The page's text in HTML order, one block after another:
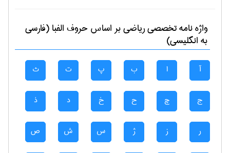
واژه نامه تخصصیرياضیبر اساس حروف الفبا (فارسی
به انگلیسی)
آ ا ب پ ت ث
ج چ ح خ د ذ
ر ز ژ س ش ص